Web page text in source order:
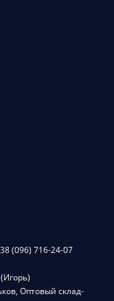
(096) 716-24-07
Оптовый склад-